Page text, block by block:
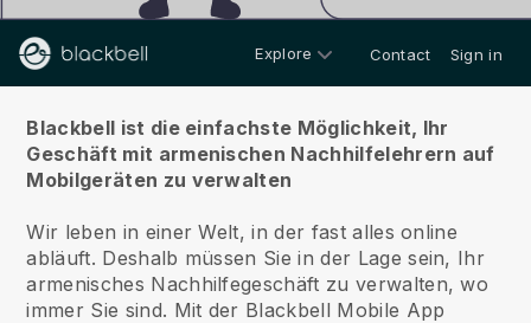
Explore Contact Sign in
Blackbell ist die einfachste Möglichkeit, Ihr
Geschäft mit armenischen Nachhilfelehrern auf
Mobilgeräten zu verwalten
Wir leben in einer Welt, in der fast alles online
abläuft. Deshalb müssen Sie in der Lage sein, Ihr
armenisches Nachhilfegeschäft zu verwalten, wo
immer Sie sind. Mit der Blackbell Mobile App